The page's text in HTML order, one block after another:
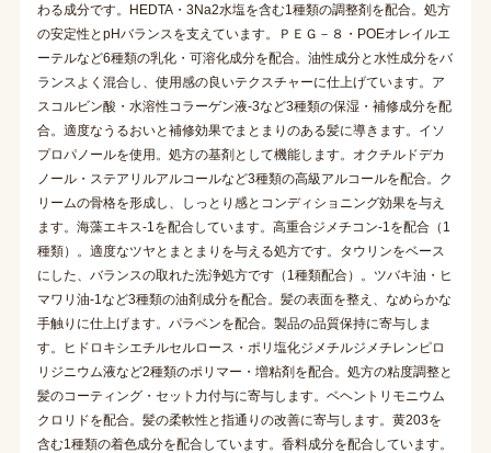
わる成分です。HEDTA・3Na2水塩を含む1種類の調整剤を配合。処方
の安定性とpHバランスを支えています。ＰＥＧ－８・POEオレイルエ
ーテルなど6種類の乳化・可溶化成分を配合。油性成分と水性成分をバ
ランスよく混合し、使用感の良いテクスチャーに仕上げています。ア
スコルビン酸・水溶性コラーゲン液-3など3種類の保湿・補修成分を配
合。適度なうるおいと補修効果でまとまりのある髪に導きます。イソ
プロパノールを使用。処方の基剤として機能します。オクチルドデカ
ノール・ステアリルアルコールなど3種類の高級アルコールを配合。ク
リームの骨格を形成し、しっとり感とコンディショニング効果を与え
ます。海藻エキス-1を配合しています。高重合ジメチコン-1を配合（1
種類）。適度なツヤとまとまりを与える処方です。タウリンをベース
にした、バランスの取れた洗浄処方です（1種類配合）。ツバキ油・ヒ
マワリ油-1など3種類の油剤成分を配合。髪の表面を整え、なめらかな
手触りに仕上げます。パラベンを配合。製品の品質保持に寄与しま
す。ヒドロキシエチルセルロース・ポリ塩化ジメチルジメチレンピロ
リジニウム液など2種類のポリマー・増粘剤を配合。処方の粘度調整と
髪のコーティング・セット力付与に寄与します。ベヘントリモニウム
クロリドを配合。髪の柔軟性と指通りの改善に寄与します。黄203を
含む1種類の着色成分を配合しています。香料成分を配合しています。